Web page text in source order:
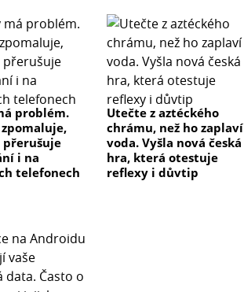
problém.
přerušuje
i na
telefonech
Utečte z aztéckého
chrámu, než ho zaplaví
voda. Vyšla nová česká
hra, která otestuje
reflexy i důvtip